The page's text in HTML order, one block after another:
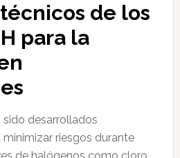
de los
para la
sido desarrollados
riesgos durante